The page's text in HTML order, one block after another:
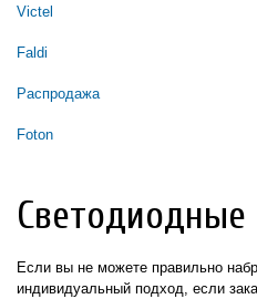
Apply Q&F filter
Victel
Apply Victel filter
Faldi
Apply Faldi filter
Распродажа
Apply Распродажа filter
Foton
Светодиодные
Если вы не можете правильно
индивидуальный подход, если